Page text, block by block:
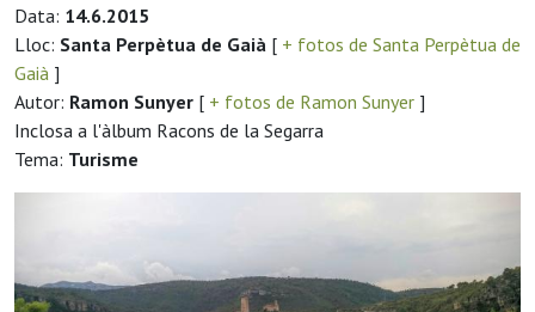
Data: 14.6.2015
Lloc: Santa Perpètua de Gaià [ + fotos de Santa Perpètua de
Gaià ]
Autor: Ramon Sunyer [ + fotos de Ramon Sunyer ]
Inclosa a l'àlbum Racons de la Segarra
Tema: Turisme